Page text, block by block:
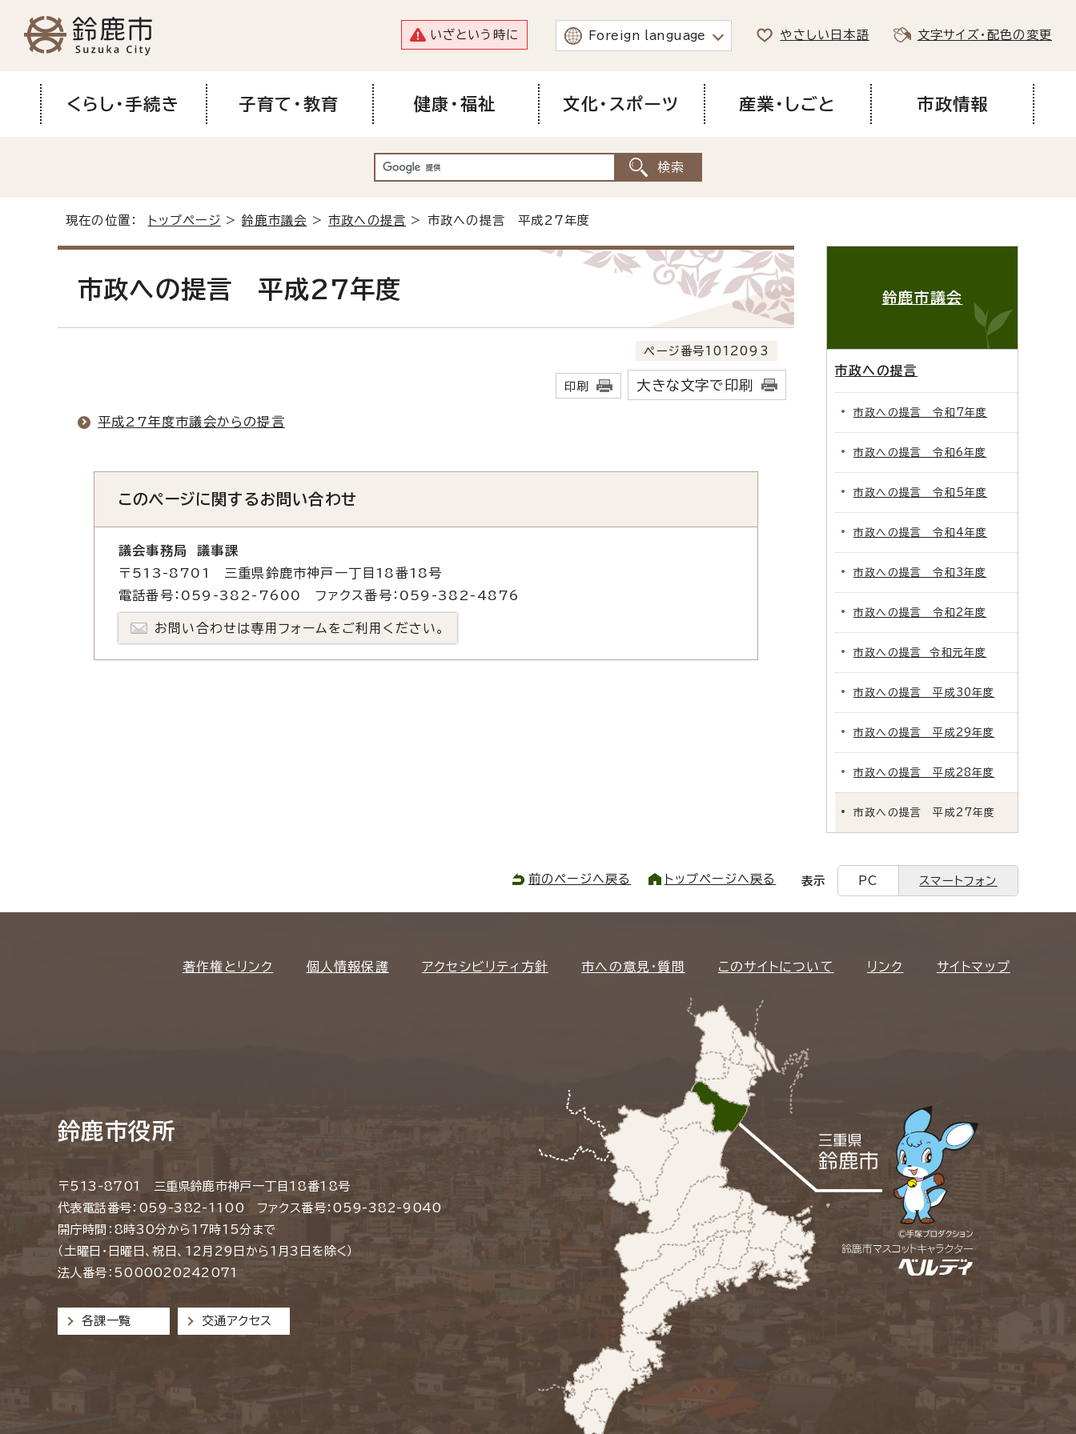
いざという時に Foreign language やさしい日本語 文字サイズ・配色の変更
くらし・手続き 子育て・教育 健康・福祉 文化・スポーツ 産業・しごと 市政情報
現在の位置： トップページ >鈴鹿市議会 >市政への提言 > 市政への提言 平成27年度
市政への提言 平成27年度
ページ番号1012093
印刷 大きな文字で印刷
平成27年度市議会からの提言
このページに関するお問い合わせ
議会事務局 議事課
〒513-8701 三重県鈴鹿市神戸一丁目18番18号
電話番号：059-382-7600 ファクス番号：059-382-4876
お問い合わせは専用フォームをご利用ください。
鈴鹿市議会
市政への提言
市政への提言 令和7年度
市政への提言 令和6年度
市政への提言 令和5年度
市政への提言 令和4年度
市政への提言 令和3年度
市政への提言 令和2年度
市政への提言 令和元年度
市政への提言 平成30年度
市政への提言 平成29年度
市政への提言 平成28年度
市政への提言 平成27年度
前のページへ戻る トップページへ戻る 表示 PC スマートフォン
著作権とリンク 個人情報保護 アクセシビリティ方針 市への意見・質問 このサイトについて リンク サイトマップ
鈴鹿市役所
〒513-8701 三重県鈴鹿市神戸一丁目18番18号
代表電話番号：059-382-1100 ファクス番号：059-382-9040
開庁時間：8時30分から17時15分まで
（土曜日・日曜日、祝日、12月29日から1月3日を除く）
法人番号：5000020242071
各課一覧 交通アクセス